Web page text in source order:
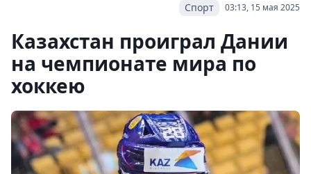
03:13, 15 мая 2025
Спорт
Казахстан проиграл Дании
на чемпионате мира по
хоккею